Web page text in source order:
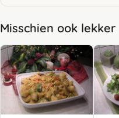
Misschien ook lekker